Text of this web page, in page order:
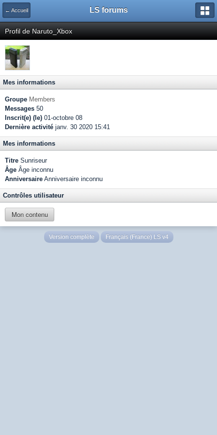
← Accueil LS forums
Profil de Naruto_Xbox
Mes informations
Groupe Members
Messages 50
Inscrit(e) (le) 01-octobre 08
Dernière activité janv. 30 2020 15:41
Mes informations
Titre Sunriseur
Âge Âge inconnu
Anniversaire Anniversaire inconnu
Contrôles utilisateur
Mon contenu
Version complète Français (France) LS v4